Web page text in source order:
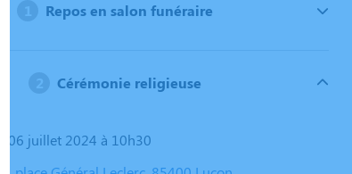
Repos en salon funéraire
Cérémonie religieuse
06 juillet 2024 à 10h30